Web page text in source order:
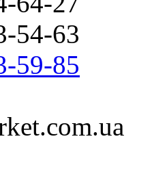
54-63
59-85